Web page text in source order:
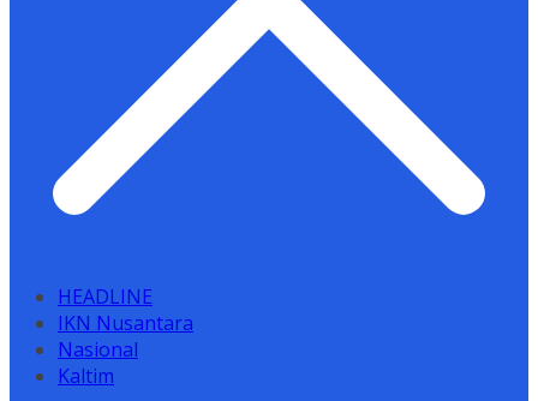
HEADLINE
IKN Nusantara
Nasional
Kaltim